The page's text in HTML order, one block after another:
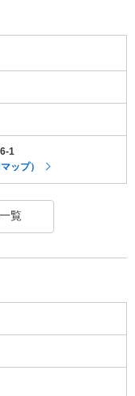
1
ップ）
覧